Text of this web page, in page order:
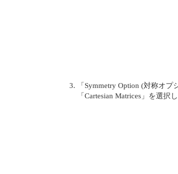
「Symmetry Option (対称オ
「Cartesian Matrices」を選択し